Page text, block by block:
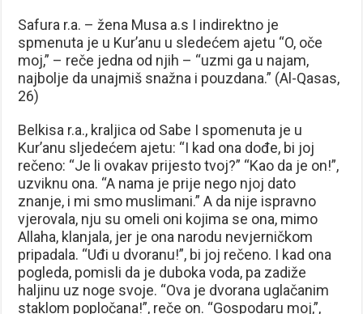
Safura r.a. – žena Musa a.s I indirektno je
spmenuta je u Kur’anu u sledećem ajetu “O, oče
moj,” – reče jedna od njih – “uzmi ga u najam,
najbolje da unajmiš snažna i pouzdana.” (Al-Qasas,
26)
Belkisa r.a., kraljica od Sabe I spomenuta je u
Kur’anu sljedećem ajetu: “I kad ona dođe, bi joj
rečeno: “Je li ovakav prijesto tvoj?” “Kao da je on!”,
uzviknu ona. “A nama je prije nego njoj dato
znanje, i mi smo muslimani.” A da nije ispravno
vjerovala, nju su omeli oni kojima se ona, mimo
Allaha, klanjala, jer je ona narodu nevjerničkom
pripadala. “Uđi u dvoranu!”, bi joj rečeno. I kad ona
pogleda, pomisli da je duboka voda, pa zadiže
haljinu uz noge svoje. “Ova je dvorana uglačanim
staklom popločana!”, reče on. “Gospodaru moj,”,